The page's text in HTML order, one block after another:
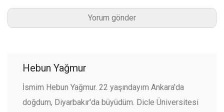
Hebun Yağmur
İsmim Hebun Yağmur. 22 yaşındayım Ankara'da
doğdum, Diyarbakır'da büyüdüm. Dicle Üniversitesi